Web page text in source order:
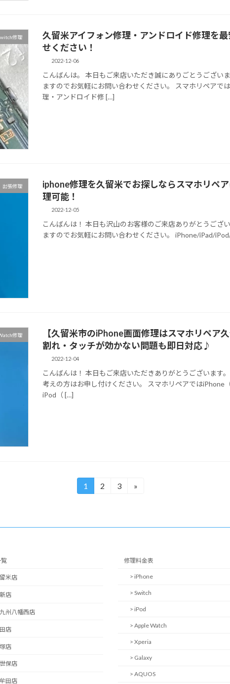
修理
久留米アイフォン修理・アンドロイド修理を
せください！
2022-12-06
こんばんは。 本日もご来店いただき誠にありごとうござい
ますのでお気軽にお問い合わせください。 スマホリペアで
理・アンドロイド修 […]
出張修理
iphone修理を久留米でお探しならスマホリペ
理可能！
2022-12-05
こんばんは！ 本日も沢山のお客様のご来店ありがとうござ
ますのでお気軽にお問い合わせください。 iPhone/iPad/
修理
【久留米市のiPhone画面修理はスマホリペア
割れ・タッチが効かない問題も即日対応♪
2022-12-04
こんばんは！ 本日もご来店いただきありがとうございます
考えの方はお申し付けください。 スマホリペアではiPhone
iPod（ […]
固
1
固
2
固
3 »
米店
店
州八幡西店
店
店
保店
田店
修理料金表
> iPhone
> Switch
> iPod
> Apple Watch
> Xperia
> Galaxy
> AQUOS